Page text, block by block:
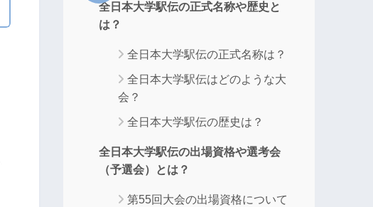
全日本大学駅伝の正式名称や歴史と
は？
全日本大学駅伝の正式名称は？
全日本大学駅伝はどのような大
会？
全日本大学駅伝の歴史は？
全日本大学駅伝の出場資格や選考会
（予選会）とは？
第55回大会の出場資格について